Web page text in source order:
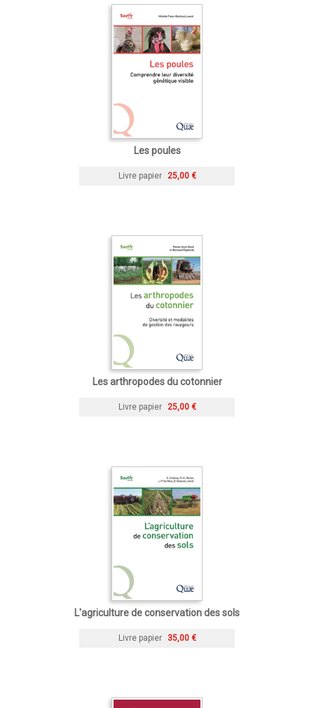
Les poules
Livre papier 25,00 €
Les arthropodes du cotonnier
Livre papier 25,00 €
L'agriculture de conservation des sols
Livre papier 35,00 €